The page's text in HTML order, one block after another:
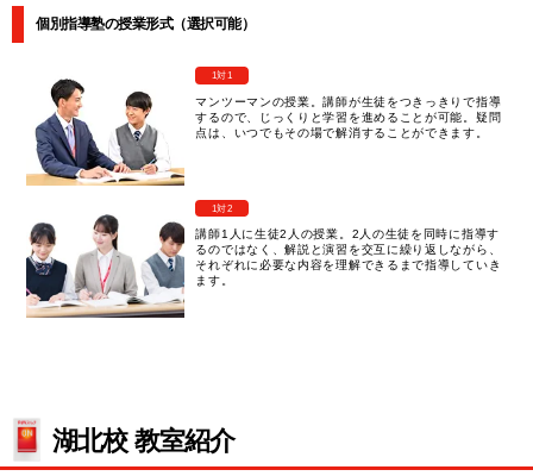
個別指導塾の授業形式（選択可能）
1対1
マンツーマンの授業。講師が生徒をつきっきりで指導
するので、じっくりと学習を進めることが可能。疑問
点は、いつでもその場で解消することができます。
1対2
講師1人に生徒2人の授業。2人の生徒を同時に指導す
るのではなく、解説と演習を交互に繰り返しながら、
それぞれに必要な内容を理解できるまで指導していき
ます。
湖北校 教室紹介